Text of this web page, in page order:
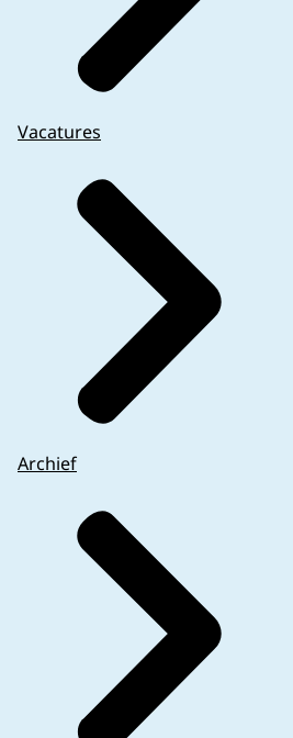
Vacatures
Archief